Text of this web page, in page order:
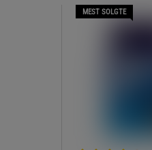
MEST SOLGTE